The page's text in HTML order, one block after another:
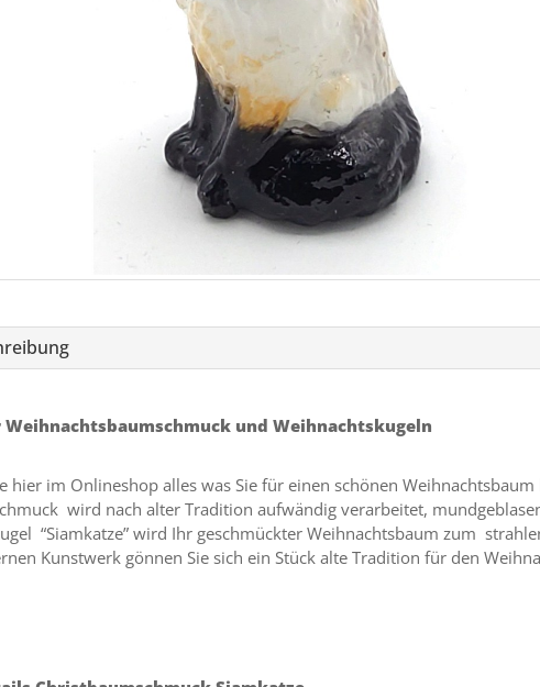
Weihnachtsbaumschmuck und Weihnachtskugeln
hier im Onlineshop alles was Sie für einen schönen
wird nach alter Tradition aufwändig verarbeitet,
“Siamkatze” wird Ihr geschmückter Weihnachtsbaum zum
Kunstwerk gönnen Sie sich ein Stück alte Tradition für den